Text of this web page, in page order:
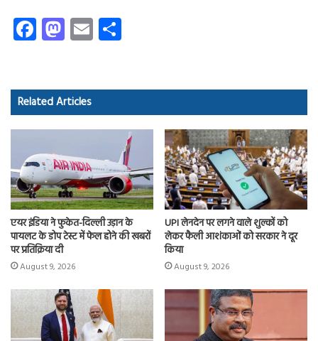
Fa
ce
o
ok
M
as
d
o
E
m
Related Articles
एयर इंडिया ने फुकेत-दिल्ली उड़ान के
पायलट के डोप टेस्ट में फेल होने की खबरों
पर प्रतिक्रिया दी
August 9, 2026
UPI लेनदेन पर लगने वाले शुल्कों को
लेकर फैली आशंकाओं को सरकार ने दूर
किया
August 9, 2026